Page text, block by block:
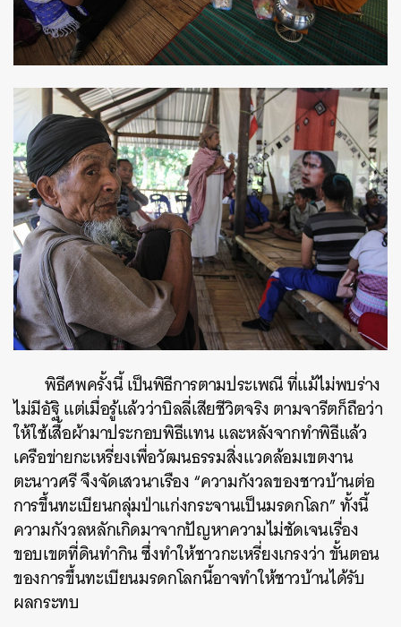
พิธีศพครั้งนี้ เป็นพิธีการตามประเพณี ที่แม้ไม่พบร่าง
ไม่มีอัฐิ แต่เมื่อรู้แล้วว่าบิลลี่เสียชีวิตจริง ตามจารีตก็ถือว่า
ให้ใช้เสื้อผ้ามาประกอบพิธีแทน และหลังจากทำพิธีแล้ว
เครือข่ายกะเหรี่ยงเพื่อวัฒนธรรมสิ่งแวดล้อมเขตงาน
ตะนาวศรี จึงจัดเสวนาเรือง “ความกังวลของชาวบ้านต่อ
การขึ้นทะเบียนกลุ่มป่าแก่งกระจานเป็นมรดกโลก” ทั้งนี้
ความกังวลหลักเกิดมาจากปัญหาความไม่ชัดเจนเรื่อง
ขอบเขตที่ดินทำกิน ซึ่งทำให้ชาวกะเหรี่ยงเกรงว่า ขั้นตอน
ของการขึ้นทะเบียนมรดกโลกนี้อาจทำให้ชาวบ้านได้รับ
ผลกระทบ